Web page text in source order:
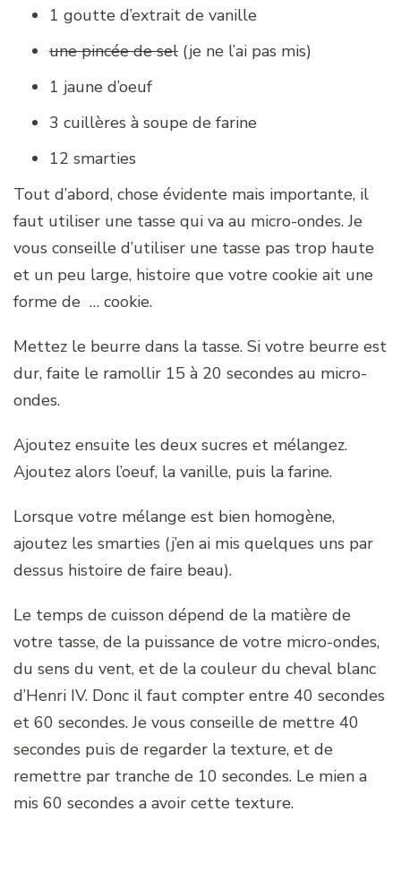
1 goutte d’extrait de vanille
une pincée de sel (je ne l’ai pas mis)
1 jaune d’oeuf
3 cuillères à soupe de farine
12 smarties
Tout d’abord, chose évidente mais importante, il
faut utiliser une tasse qui va au micro-ondes. Je
vous conseille d’utiliser une tasse pas trop haute
et un peu large, histoire que votre cookie ait une
forme de … cookie.
Mettez le beurre dans la tasse. Si votre beurre est
dur, faite le ramollir 15 à 20 secondes au micro-
ondes.
Ajoutez ensuite les deux sucres et mélangez.
Ajoutez alors l’oeuf, la vanille, puis la farine.
Lorsque votre mélange est bien homogène,
ajoutez les smarties (j’en ai mis quelques uns par
dessus histoire de faire beau).
Le temps de cuisson dépend de la matière de
votre tasse, de la puissance de votre micro-ondes,
du sens du vent, et de la couleur du cheval blanc
d’Henri IV. Donc il faut compter entre 40 secondes
et 60 secondes. Je vous conseille de mettre 40
secondes puis de regarder la texture, et de
remettre par tranche de 10 secondes. Le mien a
mis 60 secondes a avoir cette texture.